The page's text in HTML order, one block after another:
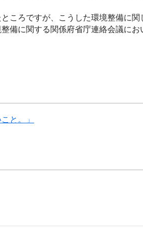
ころですが、こうした環境整備に関
備に関する関係府省庁連絡会議にお
と。」